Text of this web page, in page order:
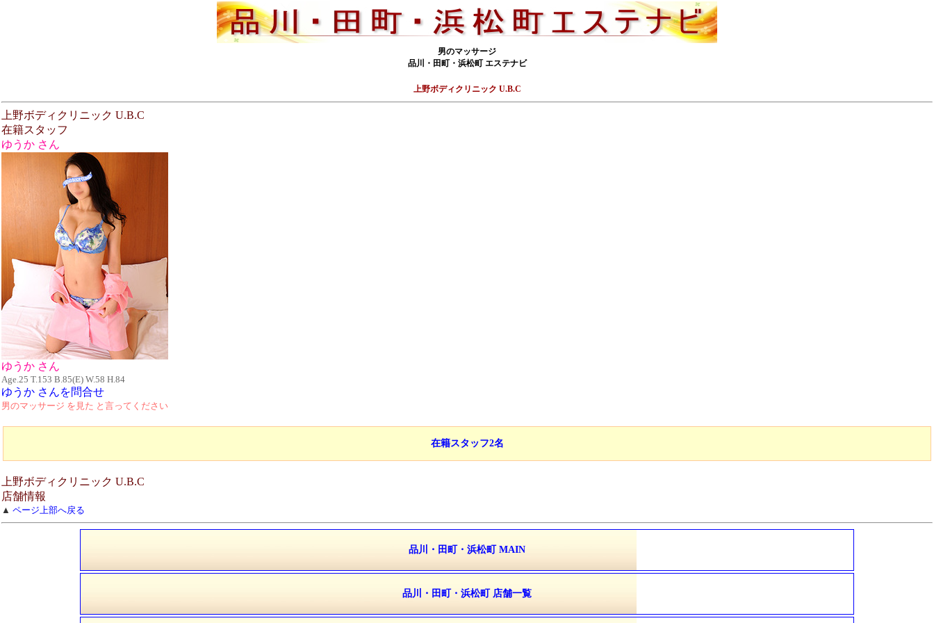
男のマッサージ
品川・田町・浜松町 エステナビ
上野ボディクリニック U.B.C
上野ボディクリニック U.B.C
在籍スタッフ
ゆうか さん
ゆうか さん
Age.25 T.153 B.85(E) W.58 H.84
ゆうか さんを問合せ
男のマッサージ を見た と言ってください
在籍スタッフ2名
上野ボディクリニック U.B.C
店舗情報
▲ ページ上部へ戻る
品川・田町・浜松町 MAIN
品川・田町・浜松町 店舗一覧